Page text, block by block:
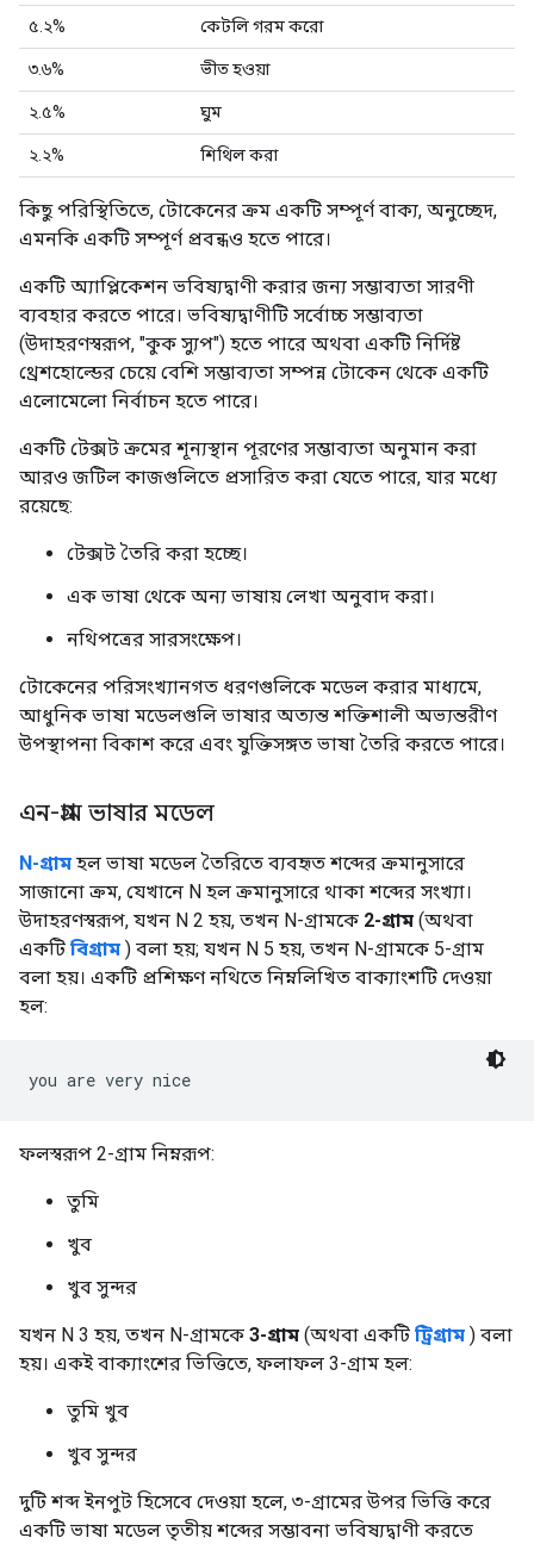
৫.২% কেটলি গরম করো
৩.৬% ভীত হওয়া
২.৫% ঘুম
২.২% শিথিল করা
কিছু পরিস্থিতিতে, টোকেনের ক্রম একটি সম্পূর্ণ বাক্য, অনুচ্ছেদ,
এমনকি একটি সম্পূর্ণ প্রবন্ধও হতে পারে।
একটি অ্যাপ্লিকেশন ভবিষ্যদ্বাণী করার জন্য সম্ভাব্যতা সারণী
ব্যবহার করতে পারে। ভবিষ্যদ্বাণীটি সর্বোচ্চ সম্ভাব্যতা
(উদাহরণস্বরূপ, "কুক স্যুপ") হতে পারে অথবা একটি নির্দিষ্ট
থ্রেশহোল্ডের চেয়ে বেশি সম্ভাব্যতা সম্পন্ন টোকেন থেকে একটি
এলোমেলো নির্বাচন হতে পারে।
একটি টেক্সট ক্রমের শূন্যস্থান পূরণের সম্ভাব্যতা অনুমান করা
আরও জটিল কাজগুলিতে প্রসারিত করা যেতে পারে, যার মধ্যে
রয়েছে:
টেক্সট তৈরি করা হচ্ছে।
এক ভাষা থেকে অন্য ভাষায় লেখা অনুবাদ করা।
নথিপত্রের সারসংক্ষেপ।
টোকেনের পরিসংখ্যানগত ধরণগুলিকে মডেল করার মাধ্যমে,
আধুনিক ভাষা মডেলগুলি ভাষার অত্যন্ত শক্তিশালী অভ্যন্তরীণ
উপস্থাপনা বিকাশ করে এবং যুক্তিসঙ্গত ভাষা তৈরি করতে পারে।
এন-গ্রাম ভাষার মডেল
N-গ্রাম হল ভাষা মডেল তৈরিতে ব্যবহৃত শব্দের ক্রমানুসারে
সাজানো ক্রম, যেখানে N হল ক্রমানুসারে থাকা শব্দের সংখ্যা।
উদাহরণস্বরূপ, যখন N 2 হয়, তখন N-গ্রামকে 2-গ্রাম (অথবা
একটি বিগ্রাম ) বলা হয়; যখন N 5 হয়, তখন N-গ্রামকে 5-গ্রাম
বলা হয়। একটি প্রশিক্ষণ নথিতে নিম্নলিখিত বাক্যাংশটি দেওয়া
হল:
ফলস্বরূপ 2-গ্রাম নিম্নরূপ:
তুমি
খুব
খুব সুন্দর
যখন N 3 হয়, তখন N-গ্রামকে 3-গ্রাম (অথবা একটি ট্রিগ্রাম ) বলা
হয়। একই বাক্যাংশের ভিত্তিতে, ফলাফল 3-গ্রাম হল:
তুমি খুব
খুব সুন্দর
দুটি শব্দ ইনপুট হিসেবে দেওয়া হলে, ৩-গ্রামের উপর ভিত্তি করে
একটি ভাষা মডেল তৃতীয় শব্দের সম্ভাবনা ভবিষ্যদ্বাণী করতে